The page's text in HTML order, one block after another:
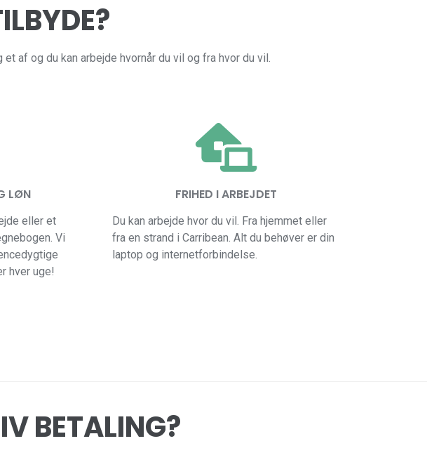
af og du kan arbejde hvornår du vil og fra hvor du vil.
LØN
eller et
Vi
hver uge!
FRIHED I ARBEJDET
Du kan arbejde hvor du vil. Fra hjemmet eller
fra en strand i Carribean. Alt du behøver er din
laptop og internetforbindelse.
BETALING?